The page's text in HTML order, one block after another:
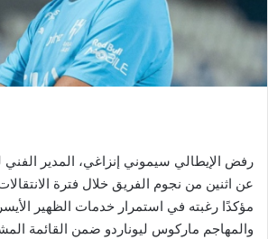
رفض الإيطالي سيموني إنزاغي، المدير الفني
عن اثنين من نجوم الفريق خلال فترة
مؤكدًا رغبته في استمرار خدمات الظهير
والمهاجم ماركوس ليوناردو ضمن القائمة